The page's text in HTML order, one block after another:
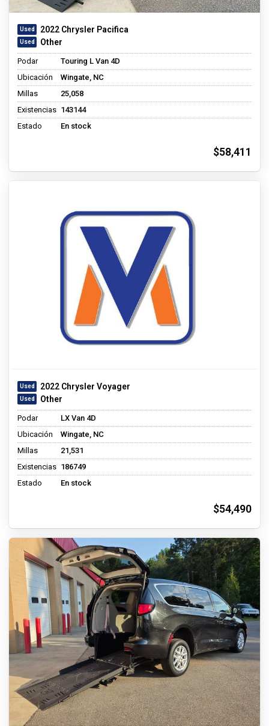
2022 Chrysler Pacifica
Other
Podar
Touring L Van 4D
Ubicación
Wingate, NC
Millas
25,058
Existencias 143144
Estado
En stock
$58,411
2022 Chrysler Voyager
Other
Podar
LX Van 4D
Ubicación
Wingate, NC
Millas
21,531
Existencias 186749
Estado
En stock
$54,490